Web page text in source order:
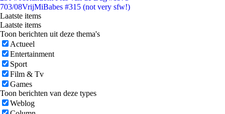
703/08VrijMiBabes #315 (not very sfw!)
Laatste items
Laatste items
Toon berichten uit deze thema's
Actueel
Entertainment
Sport
Film & Tv
Games
Toon berichten van deze types
Weblog